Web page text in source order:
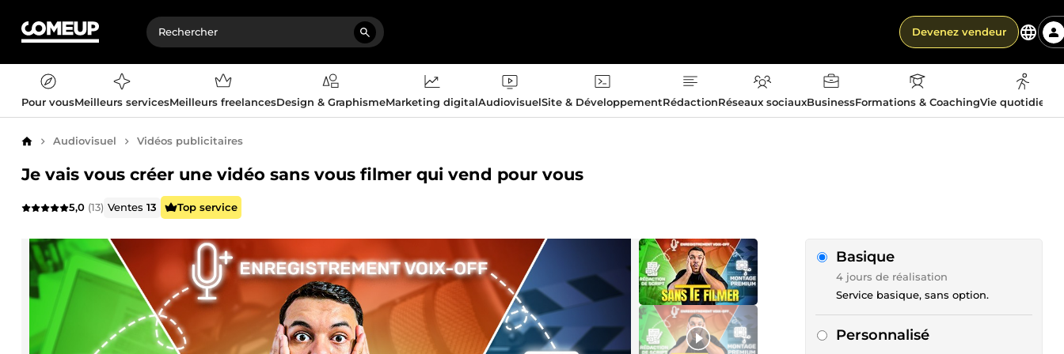
Devenez vendeur
Pour vousMeilleurs servicesMeilleurs freelancesDesign & GraphismeMarketing digitalAudiovisuelSite & DéveloppementRédactionRéseaux sociauxBusinessFormations & CoachingVie
AccueilAudiovisuel Vidéos publicitaires
Je vais vous créer une vidéo sans vous filmer qui vend pour vous
5,0 (13) Ventes13 Top service
Basique
4 jours de réalisation
Service basique, sans option.
Personnalisé